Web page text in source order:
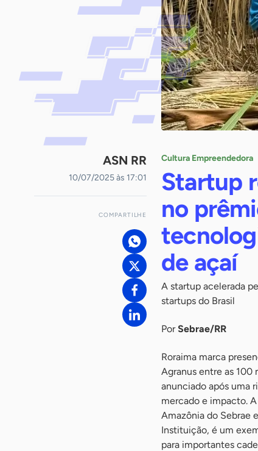
ASN RR
10/07/2025 às 17:01
COMPARTILHE
Cultura Empreendedora
Startup
no
de açaí
A startup acelerada
startups do Brasil
PorSebrae/RR
Roraima marca
Agranus entre as 100
anunciado após uma
mercado e impacto.
Amazônia do Sebrae
Instituição, é um
para importantes